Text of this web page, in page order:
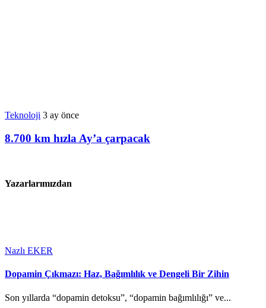
Teknoloji 3 ay önce
8.700 km hızla Ay’a çarpacak
Yazarlarımızdan
Nazlı EKER
Dopamin Çıkmazı: Haz, Bağımlılık ve Dengeli Bir Zihin
Son yıllarda “dopamin detoksu”, “dopamin bağımlılığı” ve...